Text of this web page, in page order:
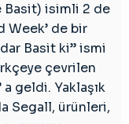
Basit) isimli 2 de
Week’ de bir
Basit ki” ismi
çevrilen
geldi. Yaklaşık
Segall, ürünleri,